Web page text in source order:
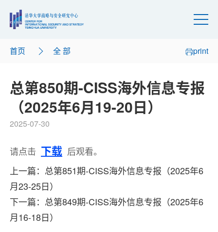
首页 全 部 print
总第850期-CISS海外信息专报
（2025年6月19-20日）
2025-07-30
请点击 下载 后观看。
上一篇：总第851期-CISS海外信息专报（2025年6
月23-25日）
下一篇：总第849期-CISS海外信息专报（2025年6
月16-18日）